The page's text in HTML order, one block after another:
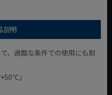
説明
、過酷な条件での使用にも耐
」